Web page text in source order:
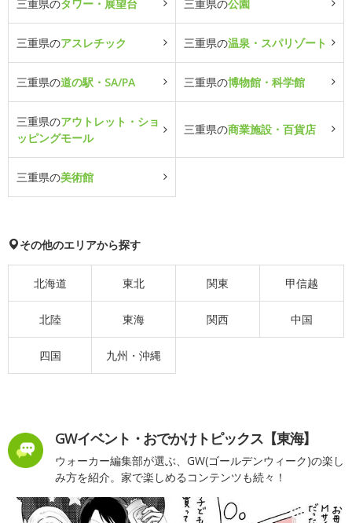
三重県のタワー・展望台 三重県の公園
三重県のアスレチック 三重県の温泉・スパリゾート
三重県の道の駅・SA/PA 三重県の博物館・科学館
三重県のアウトレット・ショ
ッピングモール
三重県の商業施設・百貨店
三重県の美術館
その他のエリアから探す
北海道 東北 関東 甲信越
北陸 東海 関西 中国
四国 九州・沖縄
GWイベント・おでかけトピックス【東海】
ウォーカー編集部が選ぶ、GW(ゴールデンウィーク)の楽し
み方を紹介。家で楽しめるコンテンツも続々！